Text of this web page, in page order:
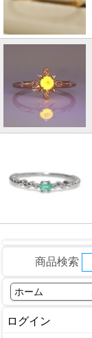
商品検索
ホーム
ログイン